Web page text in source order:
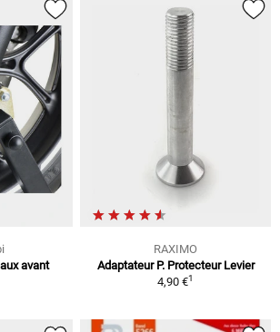
avant
RAXIMO
Adaptateur P. Protecteur Levier
4,90 €1